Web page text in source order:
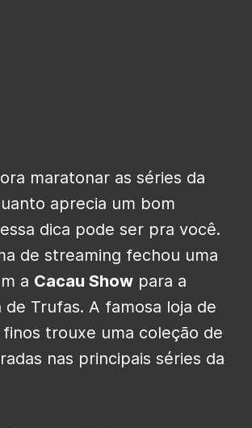
maratonar as séries da
aprecia um bom
dica pode ser pra você.
de streaming fechou uma
a Cacau Show para a
de Trufas. A famosa loja de
trouxe uma coleção de
nas principais séries da